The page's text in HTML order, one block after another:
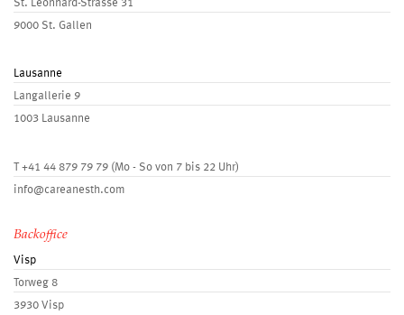
St. Leonhard-Strasse 31
9000 St. Gallen
Lausanne
Langallerie 9
1003 Lausanne
T+41 44 879 79 79 (Mo - So von 7 bis 22 Uhr)
info@careanesth.com
Backoffice
Visp
Torweg 8
3930 Visp